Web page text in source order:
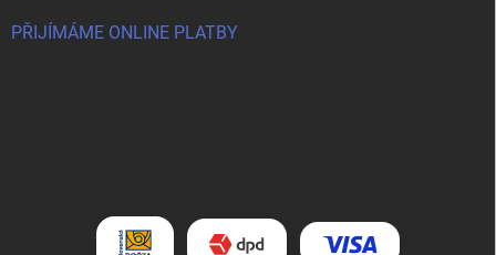
PŘIJÍMÁME ONLINE PLATBY